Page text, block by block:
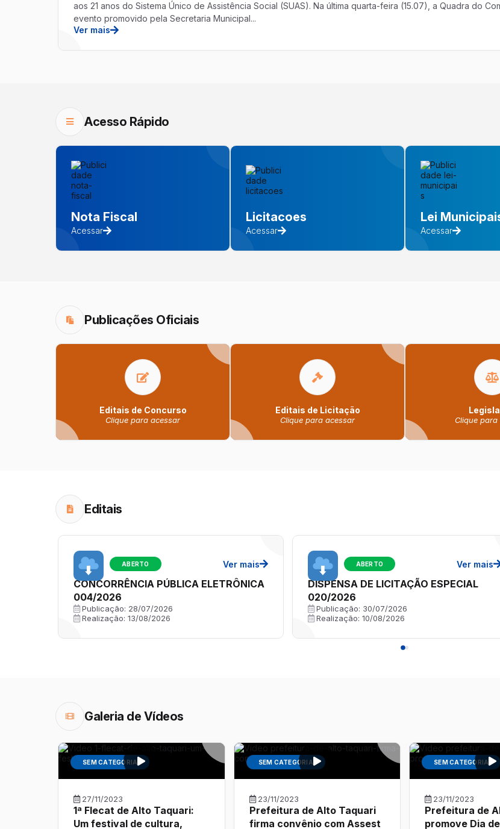
aos 21 anos do Sistema Único de Assistência Social (SUAS). Na última quarta-feira (15.07), a Quadra do
evento promovido pela Secretaria Municipal...
Ver mais
Acesso Rápido
Nota Fiscal
Acessar
Licitacoes
Acessar
Lei
Acessar
Publicações Oficiais
Editais de Concurso
Clique para acessar
Editais de Licitação
Clique para acessar Clique
Editais
CONCORRÊNCIA PÚBLICA ELETRÔNICA
004/2026
ABERTO
Publicação: 28/07/2026
Realização: 13/08/2026
Ver mais
DISPENSA DE LICITAÇÃO ESPECIAL
020/2026
ABERTO
Publicação: 30/07/2026
Realização: 10/08/2026
Ver mais
Galeria de Vídeos
SEM CATEGORIA
27/11/2023
1ª Flecat de Alto Taquari:
Um festival de cultura,
SEM CATEGORIA
23/11/2023
Prefeitura de Alto Taquari
firma convênio com Assest
SEM CATEGORIA
23/11/2023
Prefeitura de
promove Dia